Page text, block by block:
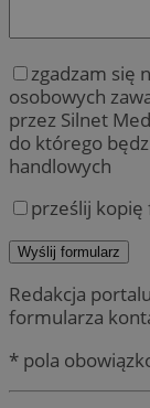
zgadzam się
osobowych
przez Silnet
do którego
handlowych
prześlij
Redakcja
formularza
* pola